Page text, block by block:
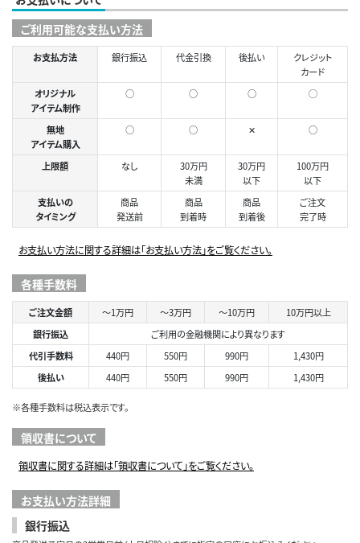
ご利用可能な支払い方法
お支払方法 銀行振込 代金引換 後払い
クレジット
カード
オリジナル
アイテム制作
○ ○ ○ ◯
無地
アイテム購入
○ ○ ✕ ○
上限額 なし
30万円
未満
30万円
以下
100万円
以下
支払いの
タイミング
商品
発送前
商品
到着時
商品
到着後
ご注文
完了時
お支払い方法に関する詳細は「お支払い方法」をご覧ください。
各種手数料
ご注文金額 ～1万円 ～3万円 ～10万円
10万円以上
銀行振込
ご利用の金融機関により異なります
代引手数料
440円 550円 990円
1,430円
後払い
440円 550円 990円 1,430円
※各種手数料は税込表示です。
領収書について
領収書に関する詳細は「領収書について」をご覧ください。
お支払い方法詳細
銀行振込